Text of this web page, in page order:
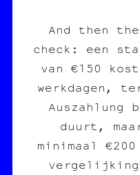
And then
check: een
van €150
werkdagen,
Auszahlung
duurt,
minimaal
vergelijking